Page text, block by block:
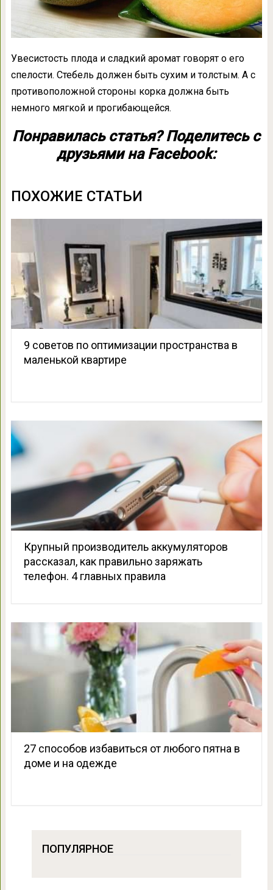
Увесистость плода и сладкий аромат говорят о его
спелости. Стебель должен быть сухим и толстым. А с
противоположной стороны корка должна быть
немного мягкой и прогибающейся.
Понравилась статья? Поделитесь с
друзьями на Facebook:
ПОХОЖИЕ СТАТЬИ
9 советов по оптимизации пространства в
маленькой квартире
Крупный производитель аккумуляторов
рассказал, как правильно заряжать
телефон. 4 главных правила
27 способов избавиться от любого пятна в
доме и на одежде
ПОПУЛЯРНОЕ